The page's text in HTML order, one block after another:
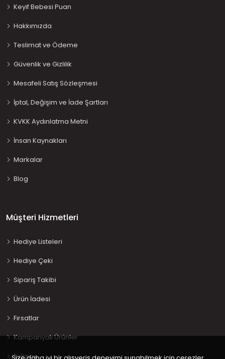
Keyif Bebesi Puan
Hakkımızda
Teslimat ve Ödeme
Güvenlik ve Gizlilik
Mesafeli Satış Sözleşmesi
İptal, Değişim ve İade Şartları
KVKK Aydınlatma Metni
İnsan Kaynakları
Markalar
Blog
Müşteri Hizmetleri
Hediye Listeleri
Hediye Çeki
Sipariş Takibi
Ürün İadesi
Fırsatlar
Kampanyalı Ürünler
İletişim